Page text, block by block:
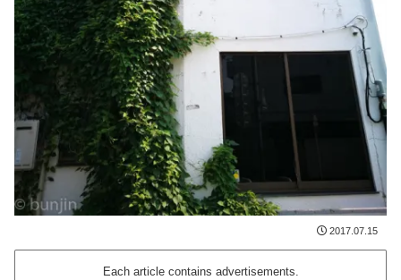
2017.07.15
Each article contains advertisements.